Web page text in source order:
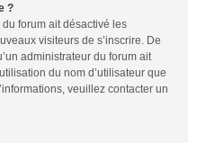
?
forum ait désactivé les
visiteurs de s’inscrire. De
administrateur du forum ait
du nom d’utilisateur que
veuillez contacter un